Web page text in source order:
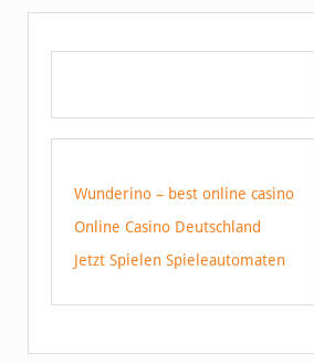
Wunderino – best online casino
Online Casino Deutschland
Jetzt Spielen Spieleautomaten